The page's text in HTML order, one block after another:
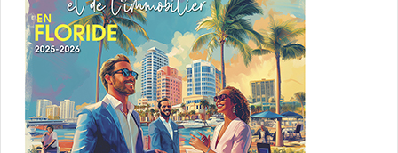
Dancing Pumpkin, 2020. The New York Botanical Garden, 2021.